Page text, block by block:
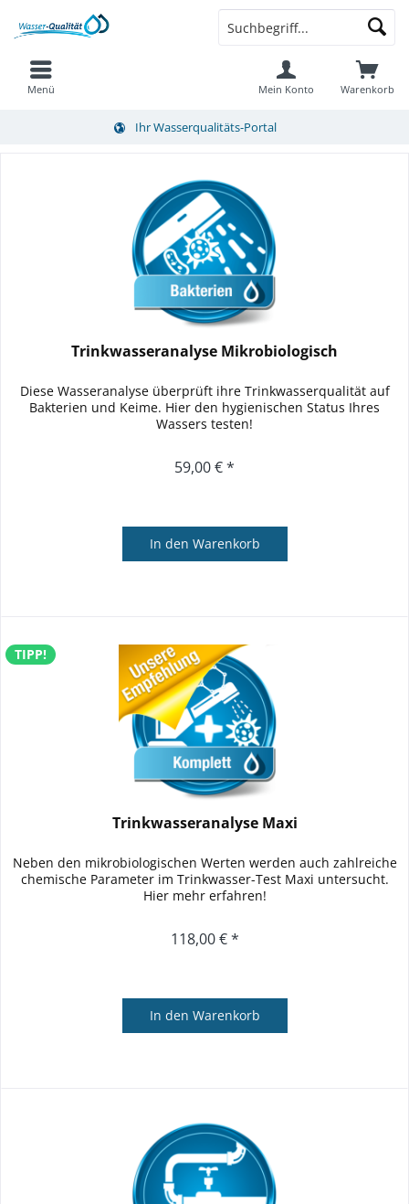
Menü Warenkorb
Mein Konto
Ihr Wasserqualitäts-Portal
Trinkwasseranalyse Mikrobiologisch
Diese Wasseranalyse überprüft ihre Trinkwasserqualität auf
Bakterien und Keime. Hier den hygienischen Status Ihres
Wassers testen!
59,00 € *
In den Warenkorb
TIPP!
Trinkwasseranalyse Maxi
Neben den mikrobiologischen Werten werden auch zahlreiche
chemische Parameter im Trinkwasser-Test Maxi untersucht.
Hier mehr erfahren!
118,00 € *
In den Warenkorb